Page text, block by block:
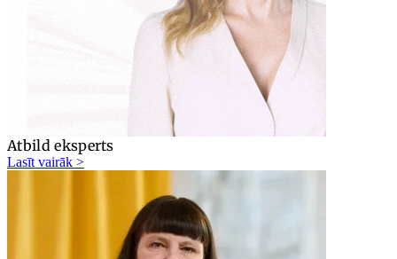
Atbild eksperts
Lasīt vairāk >